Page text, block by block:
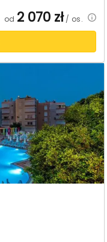
od 2 070 zł/ os.